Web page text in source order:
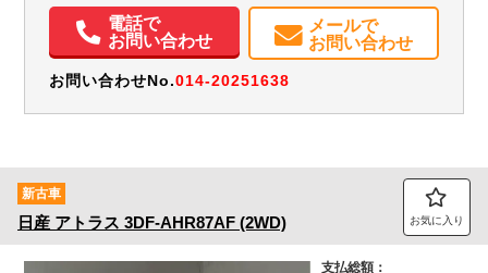
電動格納ミラー
バックモニター
記録簿（一部含む）
取扱説明書（一部含む）
メンテナンスノート（保証書）
電話で
お問い合わせ
メールで
お問い合わせ
お問い合わせNo.014-20251638
新古車
日産 アトラス 3DF-AHR87AF (2WD) お気に入り
支払総額：